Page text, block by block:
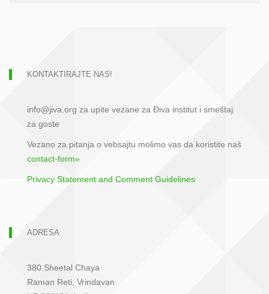
KONTAKTIRAJTE NAS!
info@jiva.org za upite vezane za Điva institut i smeštaj
za goste
Vezano za pitanja o vebsajtu molimo vas da koristite naš
contact-form»
Privacy Statement and Comment Guidelines
ADRESA
380 Sheetal Chaya
Raman Reti, Vrindavan